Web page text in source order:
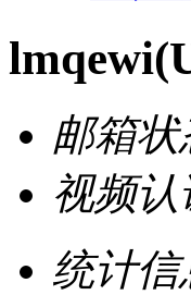
lmqewi
邮箱状
视频认
统计信